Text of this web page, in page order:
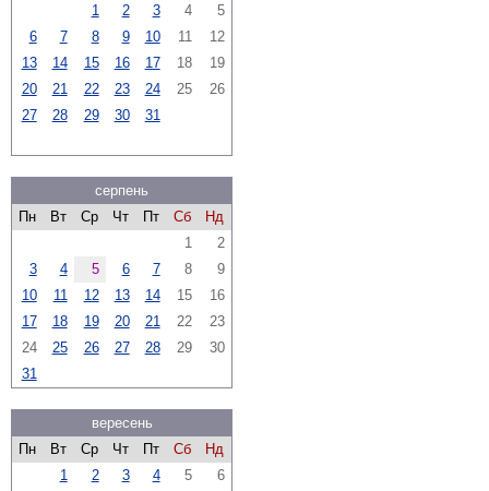
1
2 3 4
5
6
7 8 9 10 11
12
13
14 15 16 17 18
19
20
21 22 23 24 25
26
27
28 29 30 31
серпень
Пн
Вт Ср Чт Пт Сб
Нд
1
2
3
4 5 6 7 8
9
10
11 12 13 14 15
16
17
18 19 20 21 22
23
24
25 26 27 28 29
30
31
вересень
Пн
Вт Ср Чт Пт Сб
Нд
1
2 3 4 5
6